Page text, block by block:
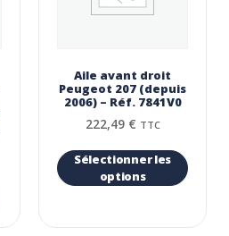
Aile avant droit
Peugeot 207 (depuis
2006) – Réf. 7841V0
222,49 € TTC
Sélectionner les
options